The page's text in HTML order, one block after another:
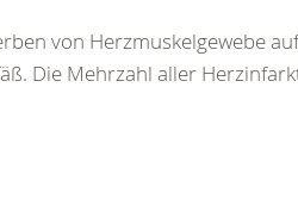
von Herzmuskelgewebe
Die Mehrzahl aller